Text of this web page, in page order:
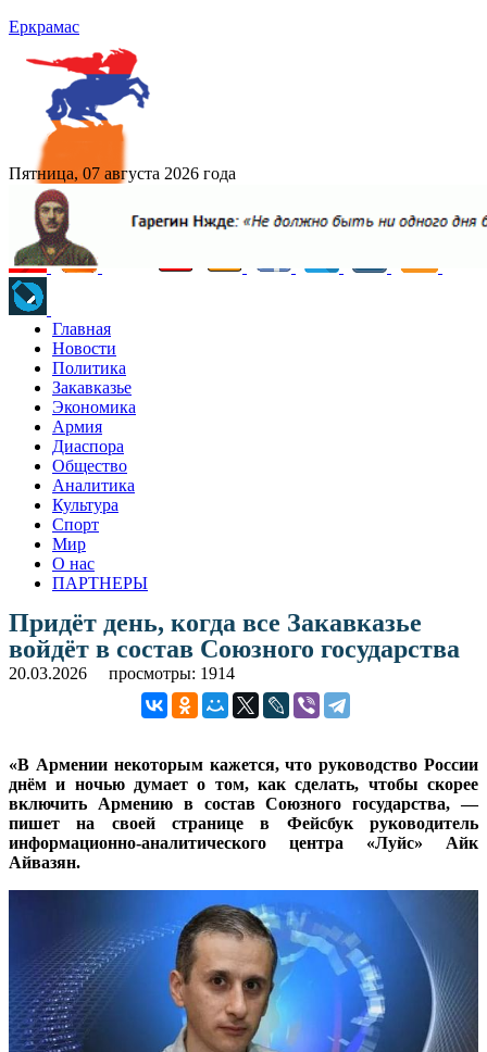
Еркрамас
Пятница, 07 августа 2026 года
Главная
Новости
Политика
Закавказье
Экономика
Армия
Диаспора
Общество
Аналитика
Культура
Спорт
Мир
О нас
ПАРТНЕРЫ
Придёт день, когда все Закавказье
войдёт в состав Союзного государства
20.03.2026 просмотры: 1914
«В Армении некоторым кажется, что руководство России
днём и ночью думает о том, как сделать, чтобы скорее
включить Армению в состав Союзного государства, —
пишет на своей странице в Фейсбук руководитель
информационно-аналитического центра «Луйс» Айк
Айвазян.